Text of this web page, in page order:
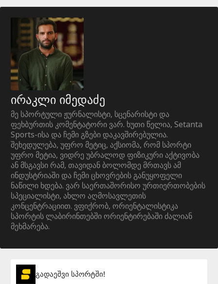
ირაკლი იმედაძე
მე სპორტული ჟურნალისტი, სცენარისტი და
ფეხბურთის კომენტატორი ვარ. ხუთი წელია, Setanta
Sports-ისა და ჩემი გზები დაკავშირებულია.
შეხედულება, უფრო მეტიც, აქსიომა, რომ სპორტი
უფრო მეტია, ვიდრე უბრალოდ ფიზიკური აქტივობა
ან მსგავსი რამ, თავიდან ბოლომდე მრთავს ამ
ინდუსტრიაში და ჩემი ცხოვრების განუყოფელი
ნაწილი ხდება. ვარ საერთაშორისო ურთიერთობების
სპეციალისტი, ახლო აღმოსავლეთის
კონცენტრაციით. ვფიქრობ, ორიენტალისტიკა
სპორტის ლაბირინთებში ორიენტირებაში ძალიან
მეხმარება.
გადაეშვი სპორტში!